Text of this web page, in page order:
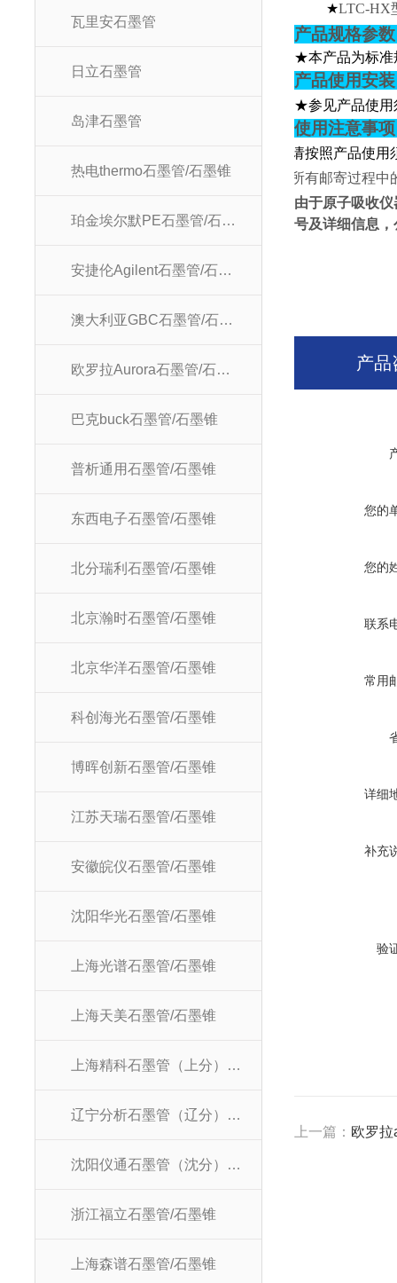
瓦里安石墨管
日立石墨管
岛津石墨管
热电thermo石墨管/石墨锥
珀金埃尔默PE石墨管/石墨锥
安捷伦Agilent石墨管/石墨锥
澳大利亚GBC石墨管/石墨锥
欧罗拉Aurora石墨管/石墨锥
巴克buck石墨管/石墨锥
普析通用石墨管/石墨锥
东西电子石墨管/石墨锥
北分瑞利石墨管/石墨锥
北京瀚时石墨管/石墨锥
北京华洋石墨管/石墨锥
科创海光石墨管/石墨锥
博晖创新石墨管/石墨锥
江苏天瑞石墨管/石墨锥
安徽皖仪石墨管/石墨锥
沈阳华光石墨管/石墨锥
上海光谱石墨管/石墨锥
上海天美石墨管/石墨锥
上海精科石墨管（上分）/石墨锥
辽宁分析石墨管（辽分）/石墨锥
沈阳仪通石墨管（沈分）/石墨锥
浙江福立石墨管/石墨锥
上海森谱石墨管/石墨锥
★LTC-HX
产品规格参数
★本产品为标准
产品使用安装
★参见产品使用
使用注意事项
请按照产品使用
所有邮寄过程
由于原子吸收
号及详细信息
产品
您的
您的
联系
常用
详细
补充
验
上一篇： 欧罗